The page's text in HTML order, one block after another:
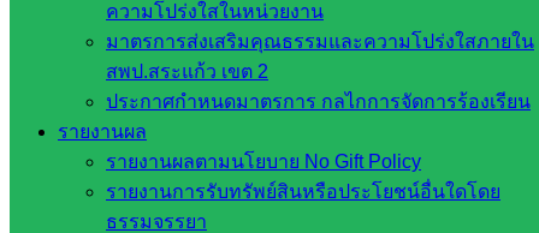
ความโปร่งใสในหน่วยงาน
มาตรการส่งเสริมคุณธรรมและความโปร่งใสภายใน
สพป.สระแก้ว เขต 2
ประกาศกำหนดมาตรการ กลไกการจัดการร้องเรียน
รายงานผล
รายงานผลตามนโยบาย No Gift Policy
รายงานการรับทรัพย์สินหรือประโยชน์อื่นใดโดย
ธรรมจรรยา
เว็บไซต์
สำนักต่าง
สพฐ.
เว็บไซต์
สพม. ใน
สังกัด